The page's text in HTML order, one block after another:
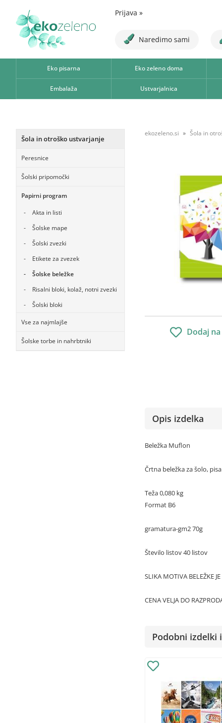
Prijava »
Naredimo sami
Eko pisarna Eko zeleno doma
Embalaža Ustvarjalnica
Šola in otroško ustvarjanje
Peresnice
Šolski pripomočki
Papirni program
Akta in listi
Šolske mape
Šolski zvezki
Etikete za zvezek
Šolske beležke
Risalni bloki, kolaž, notni zvezki
Šolski bloki
Vse za najmlajše
Šolske torbe in nahrbtniki
ekozeleno.si Šola in
Dodaj
Opis izdelka
Beležka Muflon
Črtna beležka za šolo,
Teža 0,080 kg
Format B6
gramatura-gm2 70g
Število listov 40 listov
SLIKA MOTIVA BELEŽKE
CENA VELJA DO
Podobni izdelki